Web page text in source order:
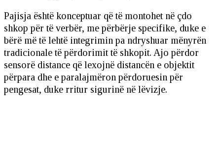
Pajisja është konceptuar që të montohet në çdo
shkop për të verbër, me përbërje specifike, duke e
bërë më të lehtë integrimin pa ndryshuar mënyrën
tradicionale të përdorimit të shkopit. Ajo përdor
sensorë distance që lexojnë distancën e objektit
përpara dhe e paralajmëron përdoruesin për
pengesat, duke rritur sigurinë në lëvizje.